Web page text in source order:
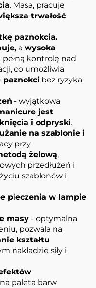
. Masa, pracuje
trwałość
paznokcia.
a wysoka
pełną kontrolę nad
co umożliwia
paznokci bez ryzyka
- wyjątkowa
jest
i odpryski.
na szablonie i
przy
żelową,
przedłużeń i
szablonów i
pieczenia w lampie
masy - optymalna
pozwala na
kształtu
nakładzie siły i
paleta barw